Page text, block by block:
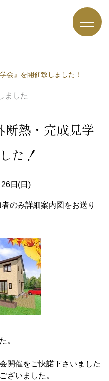
会』を開催致しました！
ました
断熱・完成見学
た！
日(日)
のみ詳細案内図をお送り
。
開催をご快諾下さいました
ざいました。